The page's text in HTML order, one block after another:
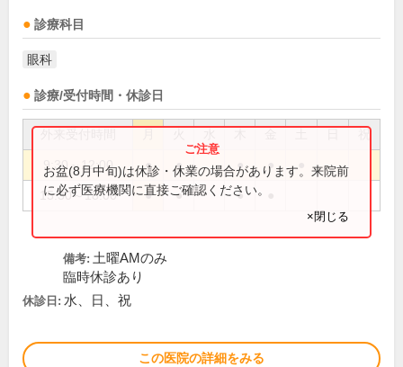
診療科目
眼科
診療/受付時間・休診日
祝
9:30～12:00 ● ● ● ●
15:30～18:00 ● ● ●
お盆(8月中旬)は休診・休業の場合があります。来院前
に必ず医療機関に直接ご確認ください。
×閉じる
備考: 土曜AMのみ
臨時休診あり
休診日: 水、日、祝
この医院の詳細をみる